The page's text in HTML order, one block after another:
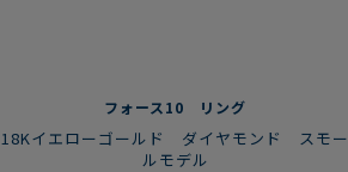
フォース10 リング
18Kイエローゴールド ダイヤモンド スモー
ルモデル